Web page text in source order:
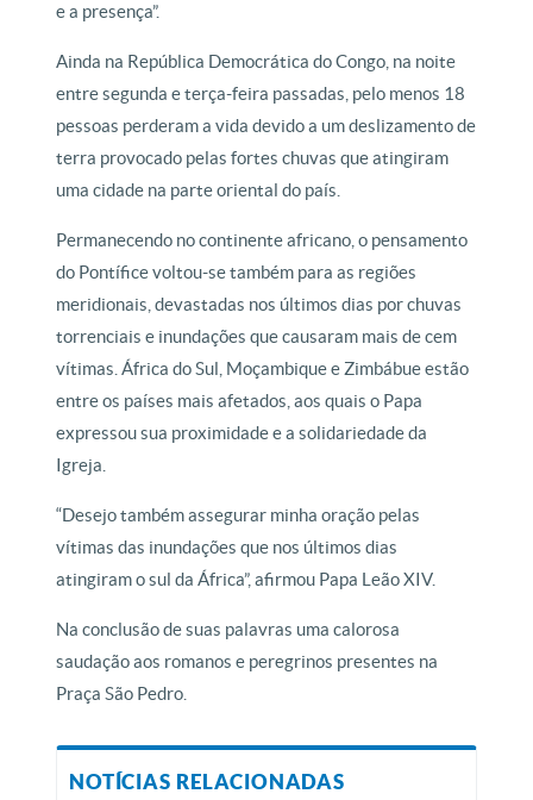
e a presença”.
Ainda na República Democrática do Congo, na noite
entre segunda e terça-feira passadas, pelo menos 18
pessoas perderam a vida devido a um deslizamento de
terra provocado pelas fortes chuvas que atingiram
uma cidade na parte oriental do país.
Permanecendo no continente africano, o pensamento
do Pontífice voltou-se também para as regiões
meridionais, devastadas nos últimos dias por chuvas
torrenciais e inundações que causaram mais de cem
vítimas. África do Sul, Moçambique e Zimbábue estão
entre os países mais afetados, aos quais o Papa
expressou sua proximidade e a solidariedade da
Igreja.
“Desejo também assegurar minha oração pelas
vítimas das inundações que nos últimos dias
atingiram o sul da África”, afirmou Papa Leão XIV.
Na conclusão de suas palavras uma calorosa
saudação aos romanos e peregrinos presentes na
Praça São Pedro.
NOTÍCIAS RELACIONADAS